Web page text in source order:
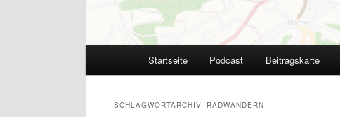
Startseite Podcast Beitragskarte
SCHLAGWORTARCHIV: RADWANDERN